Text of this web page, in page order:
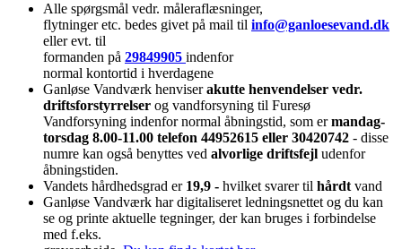
Alle spørgsmål vedr. måleraflæsninger,
flytninger etc. bedes givet på mail til info@ganloesevand.dk
eller evt. til
formanden på 29849905 indenfor
normal kontortid i hverdagene
Ganløse Vandværk henviserakutte henvendelser vedr.
driftsforstyrrelser og vandforsyning til Furesø
Vandforsyning indenfor normal åbningstid, som ermandag-
torsdag 8.00-11.00 telefon 44952615 eller 30420742 - disse
numre kan også benyttes ved alvorlige driftsfejl udenfor
åbningstiden.
Vandets hårdhedsgrad er 19,9 - hvilket svarer til hårdt vand
Ganløse Vandværk har digitaliseret ledningsnettet og du kan
se og printe aktuelle tegninger, der kan bruges i forbindelse
med f.eks.